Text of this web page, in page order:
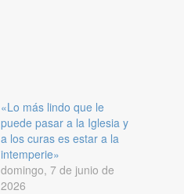
«Lo más lindo que le
puede pasar a la Iglesia y
a los curas es estar a la
intemperie»
domingo, 7 de junio de
2026